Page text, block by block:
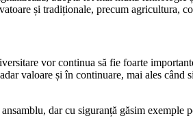
și tradiționale, precum agricultura,
vor continua să fie foarte
valoare și în continuare, mai ales
dar cu siguranță găsim